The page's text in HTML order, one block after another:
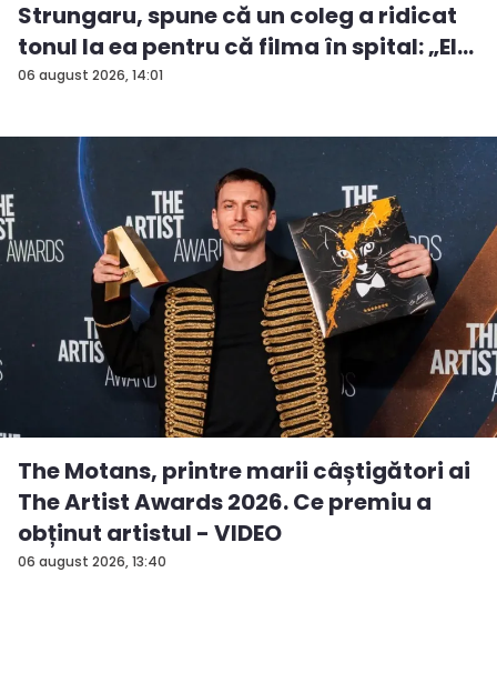
06 august 2026, 14:01
Strungaru, spune că un coleg a ridicat
tonul la ea pentru că filma în spital: „El
a...
06 august 2026, 13:40
The Motans, printre marii câștigători ai
The Artist Awards 2026. Ce premiu a
obținut artistul - VIDEO